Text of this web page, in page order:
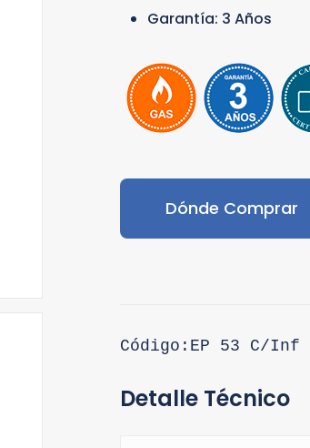
Garantía: 3 Años
Dónde Comprar
Código:EP 53 C/Inf
Detalle Técnico